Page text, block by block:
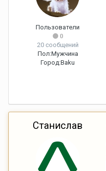
Пользователи
0
20 сообщений
Пол:Мужчина
Город:Baku
Станислав